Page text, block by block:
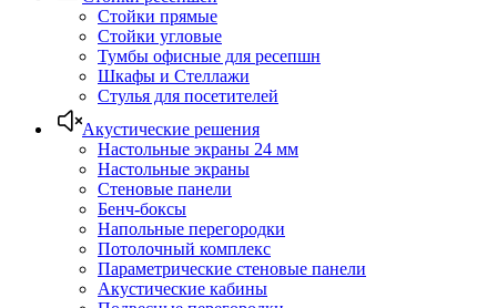
Стойки прямые
Стойки угловые
Тумбы офисные для ресепшн
Шкафы и Стеллажи
Стулья для посетителей
Акустические решения
Настольные экраны 24 мм
Настольные экраны
Стеновые панели
Бенч-боксы
Напольные перегородки
Потолочный комплекс
Параметрические стеновые панели
Акустические кабины